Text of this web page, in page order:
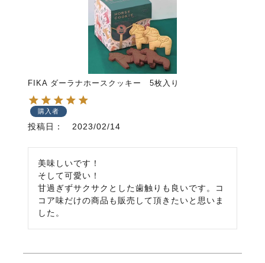
FIKA ダーラナホースクッキー 5枚入り
購入者
投稿日 2023/02/14
美味しいです！
そして可愛い！
甘過ぎずサクサクとした歯触りも良いです。コ
コア味だけの商品も販売して頂きたいと思いま
した。